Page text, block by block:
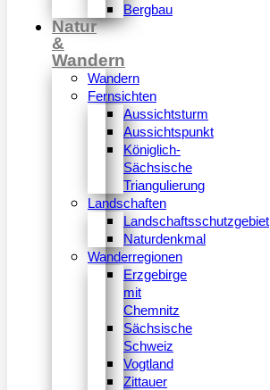
Bergbau
Natur
&
Wandern
Wandern
Fernsichten
Aussichtsturm
Aussichtspunkt
Königlich-
Sächsische
Triangulierung
Landschaften
Landschaftsschutzgebiet
Naturdenkmal
Wanderregionen
Erzgebirge
mit
Chemnitz
Sächsische
Schweiz
Vogtland
Zittauer